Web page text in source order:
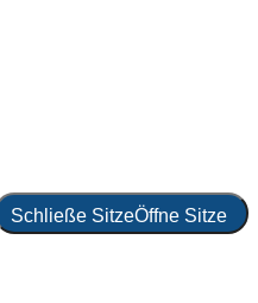
Schließe SitzeÖffne Sitze